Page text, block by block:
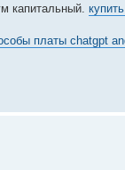
капитальный.
платы chatgpt